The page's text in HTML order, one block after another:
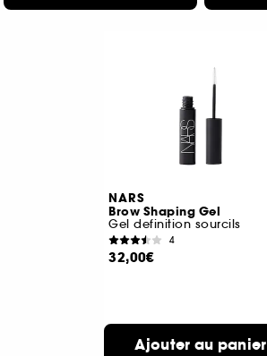
NARS
Brow Shaping Gel
Gel definition sourcils
4
32,00€
Ajouter au panier